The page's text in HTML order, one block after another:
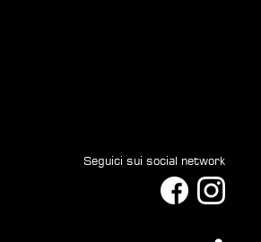
Seguici sui social network